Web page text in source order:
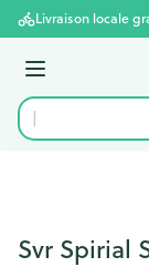
Aller au contenu
Livraison locale
Menu
Rechercher
Svr Spirial